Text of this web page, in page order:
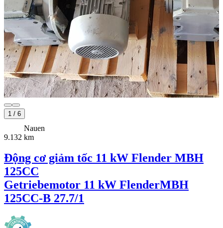
1 / 6
Nauen
9.132 km
Động cơ giảm tốc 11 kW Flender MBH
125CC
Getriebemotor 11 kW FlenderMBH
125CC-B 27.7/1